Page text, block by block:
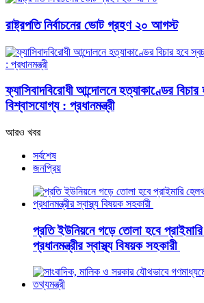
রাষ্ট্রপতি নির্বাচনের ভোট গ্রহণ ২০ আগস্ট
ফ্যাসিবাদবিরোধী আন্দোলনে হত্যাকাণ্ডের
বিশ্বাসযোগ্য : প্রধানমন্ত্রী
আরও খবর
সর্বশেষ
জনপ্রিয়
প্রতি ইউনিয়নে গড়ে তোলা হবে
প্রধানমন্ত্রীর স্বাস্থ্য বিষয়ক সহকারী